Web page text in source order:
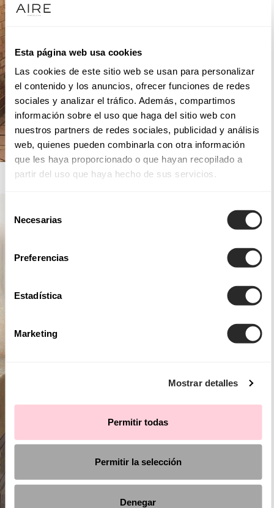
Esta página web usa cookies
Las cookies de este sitio web se usan para personalizar
el contenido y los anuncios, ofrecer funciones de redes
sociales y analizar el tráfico. Además, compartimos
información sobre el uso que haga del sitio web con
nuestros partners de redes sociales, publicidad y análisis
web, quienes pueden combinarla con otra información
que les haya proporcionado o que hayan recopilado a
partir del uso que haya hecho de sus servicios.
Necesarias
Preferencias
Estadística
Marketing
Mostrar detalles
Permitir todas
Permitir la selección
Denegar
AIRE ROYALE